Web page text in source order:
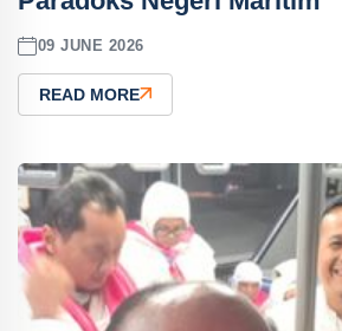
09 JUNE 2026
READ MORE